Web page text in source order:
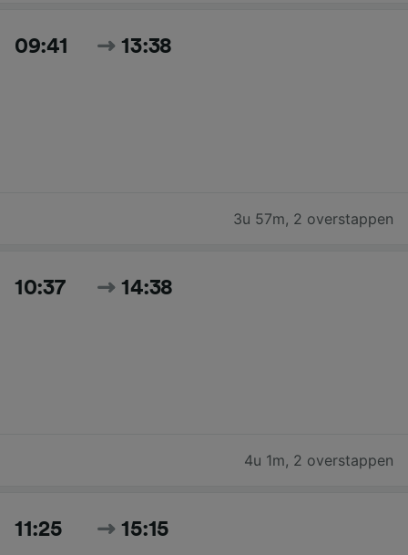
09:41 13:38
3u 57m, 2 overstappen
10:37 14:38
4u 1m, 2 overstappen
11:25 15:15